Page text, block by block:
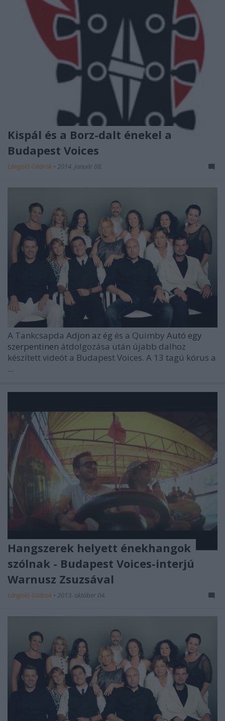
Kispál és a Borz-dalt énekel a
Budapest Voices
Lángoló Gitárok • 2014. január 08.
A Tankcsapda Adjon az ég és a Quimby Autó egy
szerpentinen átdolgozása után újabb dalhoz
készített videót a Budapest Voices. A 13 tagú kórus a
...
Hangszerek helyett énekhangok
szólnak - Budapest Voices-interjú
Warnusz Zsuzsával
Lángoló Gitárok • 2013. október 04.